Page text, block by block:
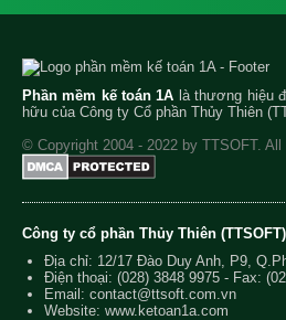
Phần mềm kế toán 1A là thương hiệu
hữu của Công ty Cổ phần Thủy Thiên
© Copyright 2004 - 2022 by TTSOFT. All
Công ty cổ phần Thủy Thiên (TTSOFT)
Địa chỉ: 12/17 Đào Duy Anh, P9,
Điện thoại: (028) 3848 9975 - Fax:
Email: contact@ttsoft.com.vn
Website: www.ketoan1a.com